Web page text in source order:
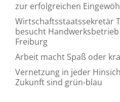
zur erfolgreichen
Wirtschaftsstaatssekretär
besucht
Freiburg
Arbeit macht Spaß oder
Vernetzung in jeder
Zukunft sind grün-blau